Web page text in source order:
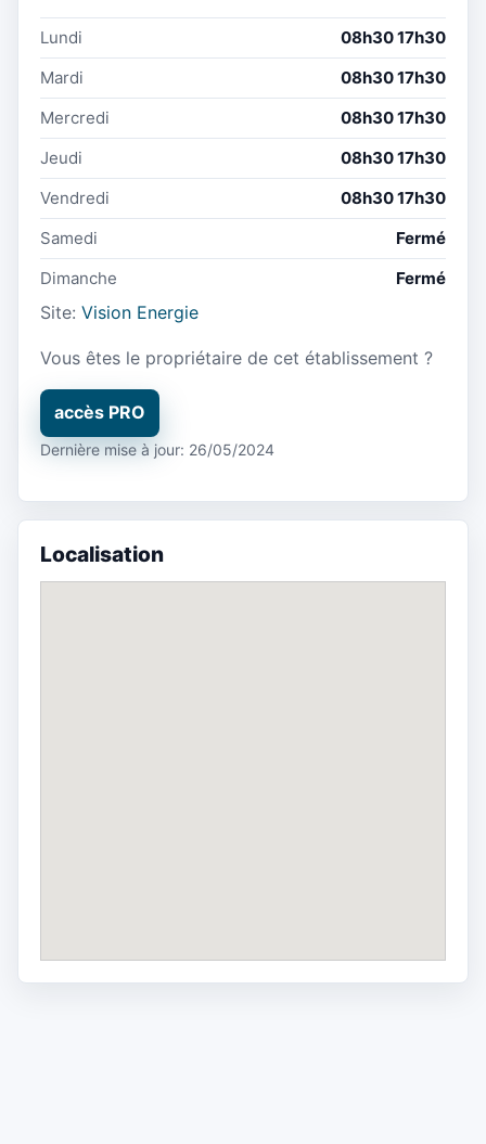
Lundi
08h30 17h30
Mardi
08h30 17h30
Mercredi
08h30 17h30
Jeudi
08h30 17h30
Vendredi
08h30 17h30
Samedi
Fermé
Dimanche
Fermé
Site: Vision Energie
Vous êtes le propriétaire de cet établissement ?
accès PRO
Dernière mise à jour: 26/05/2024
Localisation